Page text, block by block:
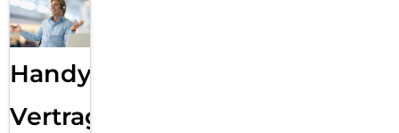
Handy
Vertragsabwicklung